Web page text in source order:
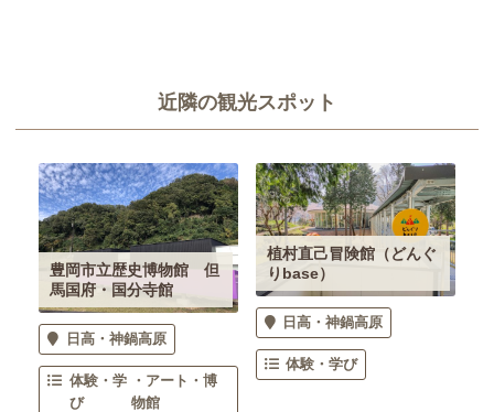
近隣の観光スポット
豊岡市立歴史博物館 但
馬国府・国分寺館
日高・神鍋高原
体験・学
び
アート・博
物館
植村直己冒険館（どんぐ
りbase）
日高・神鍋高原
体験・学び